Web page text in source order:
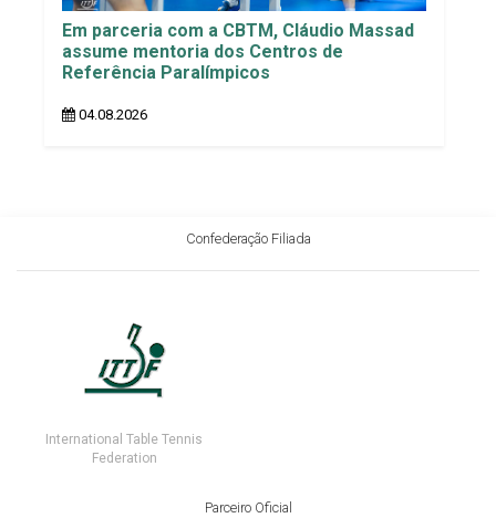
Em parceria com a CBTM, Cláudio Massad
assume mentoria dos Centros de
Referência Paralímpicos
04.08.2026
Confederação Filiada
International Table Tennis
Federation
Parceiro Oficial